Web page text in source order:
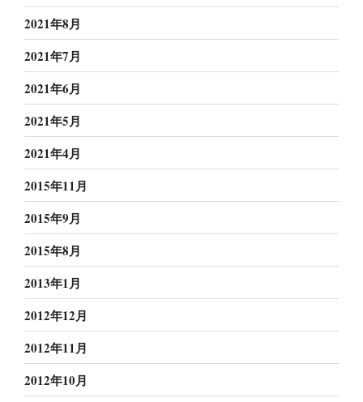
2021年8月
2021年7月
2021年6月
2021年5月
2021年4月
2015年11月
2015年9月
2015年8月
2013年1月
2012年12月
2012年11月
2012年10月